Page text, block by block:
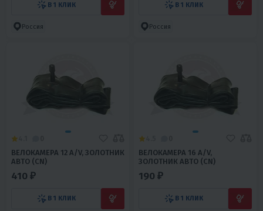
В 1 КЛИК
Россия
В 1 КЛИК
Россия
ВЕЛОКАМЕРА 12 A/V, ЗОЛОТНИК
АВТО (CN)
410 ₽
В 1 КЛИК
ВЕЛОКАМЕРА 16 A/V,
ЗОЛОТНИК АВТО (СN)
190 ₽
В 1 КЛИК